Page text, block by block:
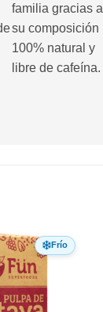
familia gracias a
su composición
100% natural y
libre de cafeína.
Frío